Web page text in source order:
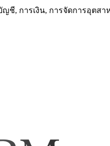
ชี, การเงิน, การจัดการอุตสา